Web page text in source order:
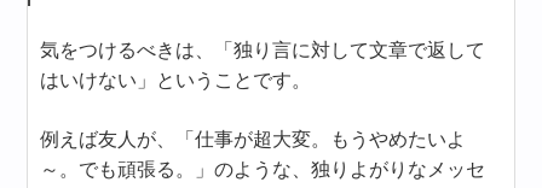
気をつけるべきは、「独り言に対して文章で返して
はいけない」ということです。
例えば友人が、「仕事が超大変。もうやめたいよ
～。でも頑張る。」のような、独りよがりなメッセ